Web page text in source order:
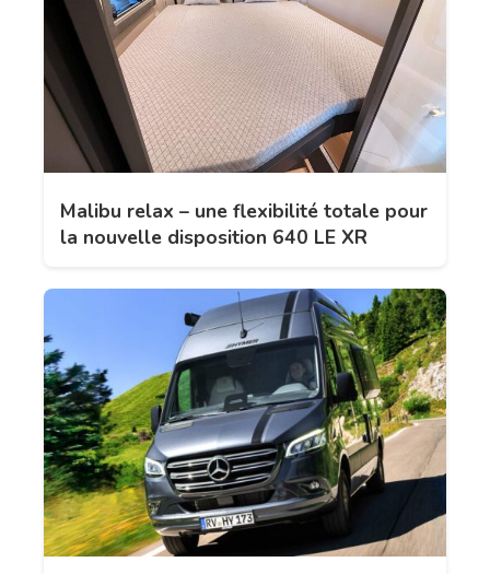
Malibu relax – une flexibilité totale pour
la nouvelle disposition 640 LE XR